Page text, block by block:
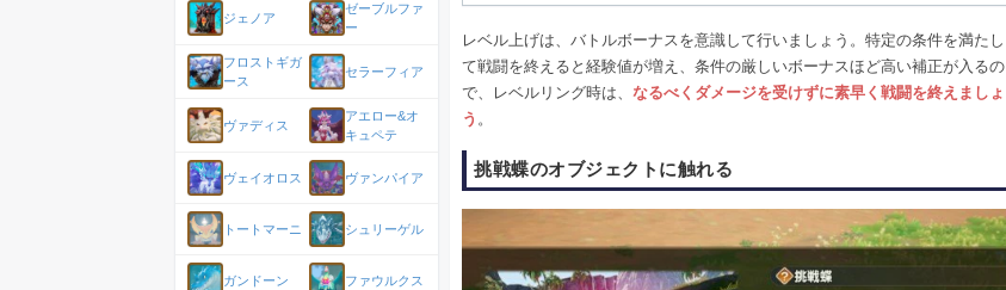
レベル上げは、バトルボーナスを意識して行いましょう。特定の条件を満たし
て戦闘を終えると経験値が増え、条件の厳しいボーナスほど高い補正が入るの
で、レベルリング時は、 なるべくダメージを受けずに素早く戦闘を終えましょ
う 。
挑戦蝶のオブジェクトに触れる
ジェノア
ゼーブルファ
ー
フロストギガ
ース
セラーフィア
ヴァディス
アエロー&オ
キュペテ
ヴェイオロス ヴァンパイア
トートマーニ シュリーゲル
ガンドーン ファウルクス